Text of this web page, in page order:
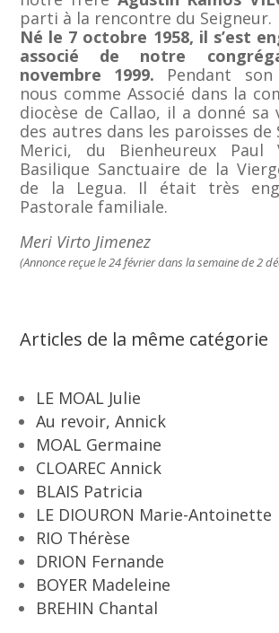
parti à la rencontre du Seigneur.
Né le 7 octobre 1958, il s’est
associé de notre
novembre 1999. Pendant
nous comme Associé dans la
diocèse de Callao, il a donné sa
des autres dans les paroisses de
Merici, du Bienheureux
Basilique Sanctuaire de la
de la Legua. Il était très
Pastorale familiale.
Meri Virto Jimenez
(Annonce reçue le 24 février dans la semaine de 2
Articles de la même catégorie
LE MOAL Julie
Au revoir, Annick
MOAL Germaine
CLOAREC Annick
BLAIS Patricia
LE DIOURON Marie-Antoinette
RIO Thérèse
DRION Fernande
BOYER Madeleine
BREHIN Chantal